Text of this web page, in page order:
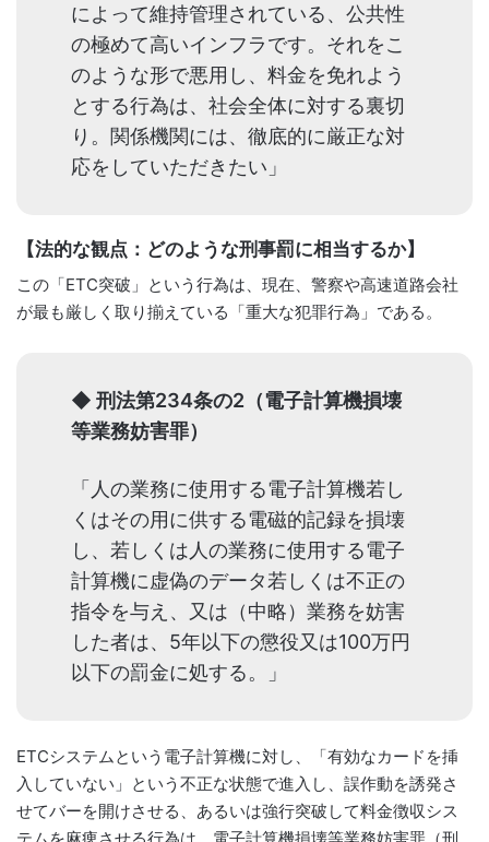
によって維持管理されている、公共性
の極めて高いインフラです。それをこ
のような形で悪用し、料金を免れよう
とする行為は、社会全体に対する裏切
り。関係機関には、徹底的に厳正な対
応をしていただきたい」
【法的な観点：どのような刑事罰に相当するか】
この「ETC突破」という行為は、現在、警察や高速道路会社
が最も厳しく取り揃えている「重大な犯罪行為」である。
◆ 刑法第234条の2（電子計算機損壊
等業務妨害罪）
「人の業務に使用する電子計算機若し
くはその用に供する電磁的記録を損壊
し、若しくは人の業務に使用する電子
計算機に虚偽のデータ若しくは不正の
指令を与え、又は（中略）業務を妨害
した者は、5年以下の懲役又は100万円
以下の罰金に処する。」
ETCシステムという電子計算機に対し、「有効なカードを挿
入していない」という不正な状態で進入し、誤作動を誘発さ
せてバーを開けさせる、あるいは強行突破して料金徴収シス